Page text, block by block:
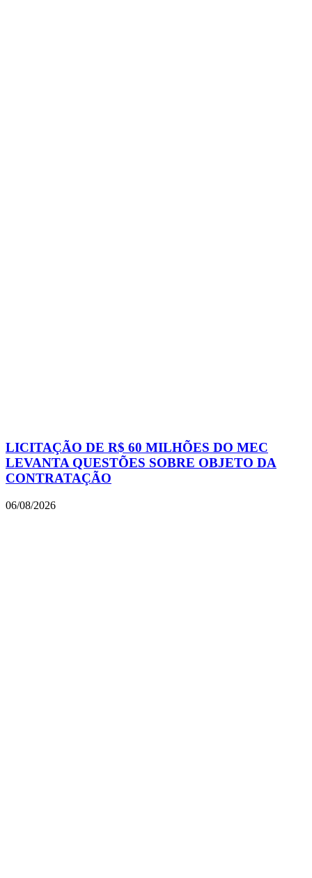
LICITAÇÃO DE R$ 60 MILHÕES DO MEC
LEVANTA QUESTÕES SOBRE OBJETO DA
CONTRATAÇÃO
06/08/2026